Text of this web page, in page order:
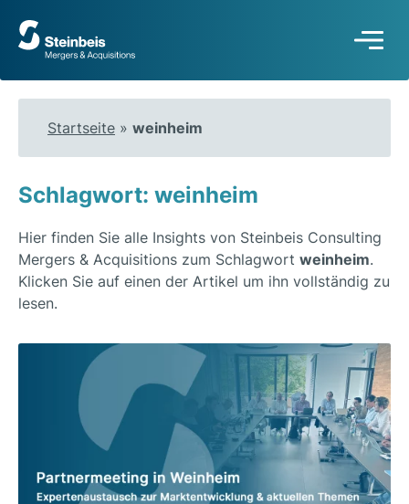
Zur
Startseite
Startseite » weinheim
Schlagwort: weinheim
Hier finden Sie alle Insights von Steinbeis Consulting
Mergers & Acquisitions zum Schlagwort weinheim.
Klicken Sie auf einen der Artikel um ihn vollständig zu
lesen.